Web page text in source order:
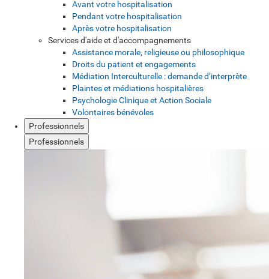
Avant votre hospitalisation
Pendant votre hospitalisation
Après votre hospitalisation
Services d'aide et d'accompagnements
Assistance morale, religieuse ou philosophique
Droits du patient et engagements
Médiation Interculturelle : demande d’interprète
Plaintes et médiations hospitalières
Psychologie Clinique et Action Sociale
Volontaires bénévoles
Professionnels
Professionnels